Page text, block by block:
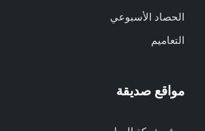
الحصاد الأسبوعي
التعاميم
مواقع صديقة